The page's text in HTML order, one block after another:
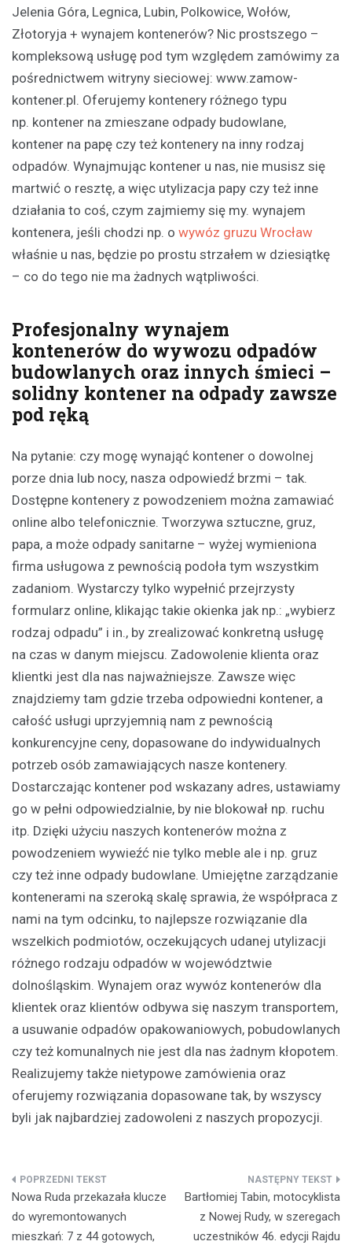
Jelenia Góra, Legnica, Lubin, Polkowice, Wołów,
Złotoryja + wynajem kontenerów? Nic prostszego –
kompleksową usługę pod tym względem zamówimy za
pośrednictwem witryny sieciowej: www.zamow-
kontener.pl. Oferujemy kontenery różnego typu
np. kontener na zmieszane odpady budowlane,
kontener na papę czy też kontenery na inny rodzaj
odpadów. Wynajmując kontener u nas, nie musisz się
martwić o resztę, a więc utylizacja papy czy też inne
działania to coś, czym zajmiemy się my. wynajem
kontenera, jeśli chodzi np. o wywóz gruzu Wrocław
właśnie u nas, będzie po prostu strzałem w dziesiątkę
– co do tego nie ma żadnych wątpliwości.
Profesjonalny wynajem
kontenerów do wywozu odpadów
budowlanych oraz innych śmieci –
solidny kontener na odpady zawsze
pod ręką
Na pytanie: czy mogę wynająć kontener o dowolnej
porze dnia lub nocy, nasza odpowiedź brzmi – tak.
Dostępne kontenery z powodzeniem można zamawiać
online albo telefonicznie. Tworzywa sztuczne, gruz,
papa, a może odpady sanitarne – wyżej wymieniona
firma usługowa z pewnością podoła tym wszystkim
zadaniom. Wystarczy tylko wypełnić przejrzysty
formularz online, klikając takie okienka jak np.: „wybierz
rodzaj odpadu” i in., by zrealizować konkretną usługę
na czas w danym miejscu. Zadowolenie klienta oraz
klientki jest dla nas najważniejsze. Zawsze więc
znajdziemy tam gdzie trzeba odpowiedni kontener, a
całość usługi uprzyjemnią nam z pewnością
konkurencyjne ceny, dopasowane do indywidualnych
potrzeb osób zamawiających nasze kontenery.
Dostarczając kontener pod wskazany adres, ustawiamy
go w pełni odpowiedzialnie, by nie blokował np. ruchu
itp. Dzięki użyciu naszych kontenerów można z
powodzeniem wywieźć nie tylko meble ale i np. gruz
czy też inne odpady budowlane. Umiejętne zarządzanie
kontenerami na szeroką skalę sprawia, że współpraca z
nami na tym odcinku, to najlepsze rozwiązanie dla
wszelkich podmiotów, oczekujących udanej utylizacji
różnego rodzaju odpadów w województwie
dolnośląskim. Wynajem oraz wywóz kontenerów dla
klientek oraz klientów odbywa się naszym transportem,
a usuwanie odpadów opakowaniowych, pobudowlanych
czy też komunalnych nie jest dla nas żadnym kłopotem.
Realizujemy także nietypowe zamówienia oraz
oferujemy rozwiązania dopasowane tak, by wszyscy
byli jak najbardziej zadowoleni z naszych propozycji.
Nawigacja
wpisu
Nowa Ruda przekazała klucze
do wyremontowanych
mieszkań: 7 z 44 gotowych,
Bartłomiej Tabin, motocyklista
z Nowej Rudy, w szeregach
uczestników 46. edycji Rajdu